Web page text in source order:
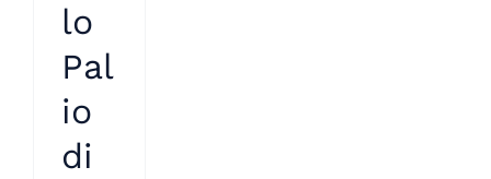
lo
Pal
io
di